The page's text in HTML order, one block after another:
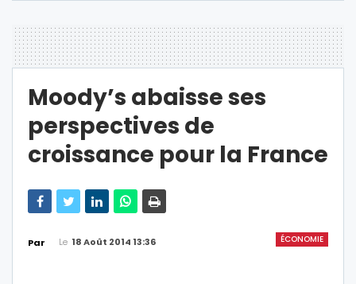
Moody’s abaisse ses
perspectives de
croissance pour la France
ÉCONOMIE
Par Le 18 Août 2014 13:36